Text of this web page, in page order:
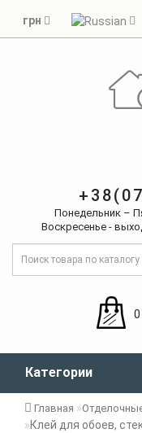
грн
Понедельник –
Воскресенье -
0
Категории
Главная
Клей для обоев,